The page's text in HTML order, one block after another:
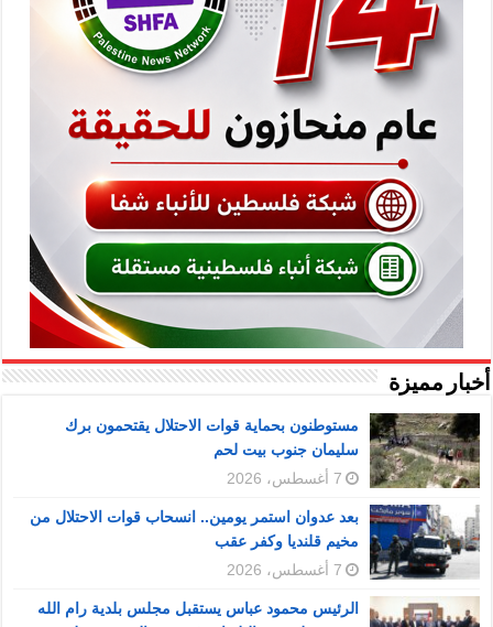
أخبار مميزة
مستوطنون بحماية قوات الاحتلال يقتحمون برك
سليمان جنوب بيت لحم
7 أغسطس، 2026
بعد عدوان استمر يومين.. انسحاب قوات الاحتلال من
مخيم قلنديا وكفر عقب
7 أغسطس، 2026
الرئيس محمود عباس يستقبل مجلس بلدية رام الله